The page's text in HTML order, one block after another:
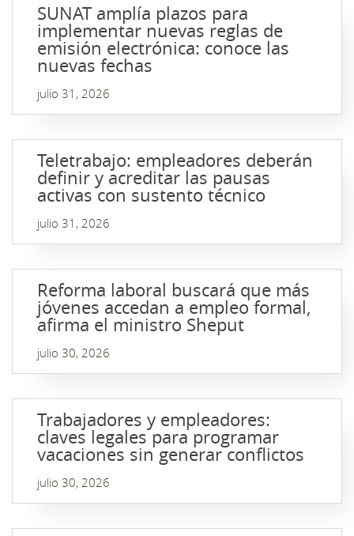
SUNAT amplía plazos para
implementar nuevas reglas de
emisión electrónica: conoce las
nuevas fechas
julio 31, 2026
Teletrabajo: empleadores deberán
definir y acreditar las pausas
activas con sustento técnico
julio 31, 2026
Reforma laboral buscará que más
jóvenes accedan a empleo formal,
afirma el ministro Sheput
julio 30, 2026
Trabajadores y empleadores:
claves legales para programar
vacaciones sin generar conflictos
julio 30, 2026